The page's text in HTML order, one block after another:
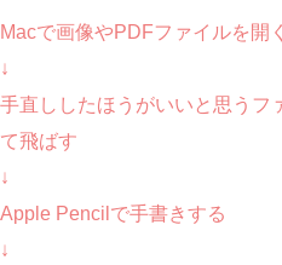
Macで画像やPDFファイルを開く
↓
手直ししたほうがいいと思うフ
て飛ばす
↓
Apple Pencilで手書きする
↓